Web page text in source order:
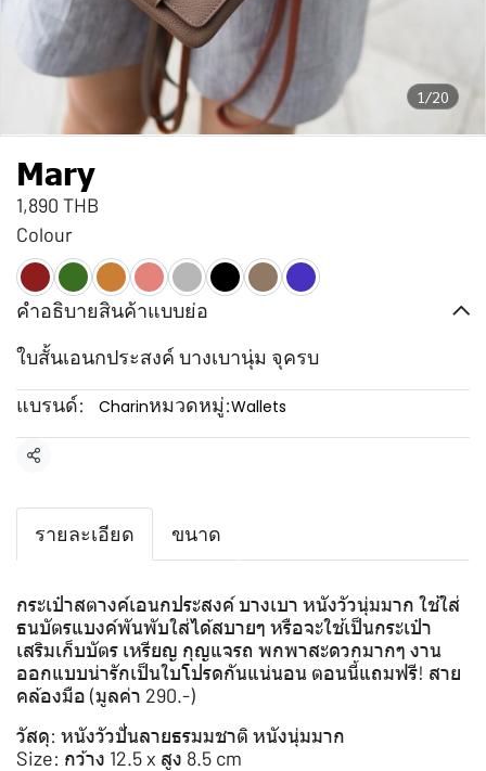
1/20
Mary
1,890 THB
Colour
คำอธิบายสินค้าแบบย่อ
ใบสั้นเอนกประสงค์ บางเบานุ่ม จุครบ
แบรนด์:
Charinหมวดหมู่:Wallets
แชร์
รายละเอียด ขนาด
กระเป๋าสตางค์เอนกประสงค์ บางเบา หนังวัวนุ่มมาก ใช้ใส่
ธนบัตรแบงค์พันพับใส่ได้สบายๆ หรือจะใช้เป็นกระเป๋า
เสริมเก็บบัตร เหรียญ กุญแจรถ พกพาสะดวกมากๆ งาน
ออกแบบน่ารักเป็นใบโปรดกันแน่นอน ตอนนี้แถมฟรี! สาย
คล้องมือ (มูลค่า 290.-)
วัสดุ: หนังวัวปั่นลายธรมมชาติ หนังนุ่มมาก
Size: กว้าง 12.5 x สูง 8.5 cm